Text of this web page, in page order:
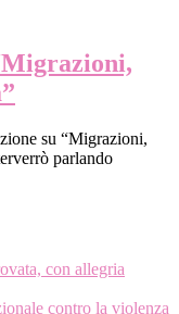
su “Migrazioni,
parlando
con allegria
contro la violenza